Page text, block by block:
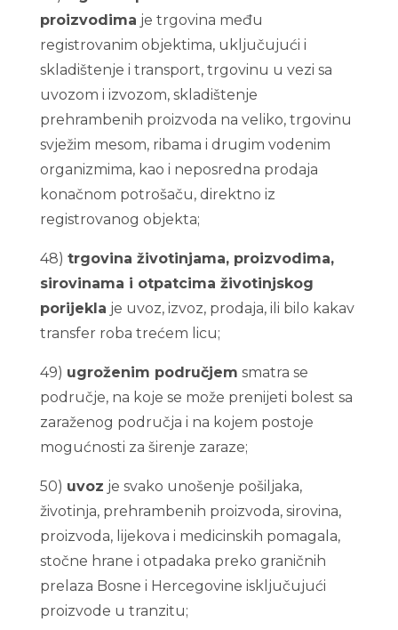
proizvodima je trgovina među
registrovanim objektima, uključujući i
skladištenje i transport, trgovinu u vezi sa
uvozom i izvozom, skladištenje
prehrambenih proizvoda na veliko, trgovinu
svježim mesom, ribama i drugim vodenim
organizmima, kao i neposredna prodaja
konačnom potrošaču, direktno iz
registrovanog objekta;
48) trgovina životinjama, proizvodima,
sirovinama i otpatcima životinjskog
porijekla je uvoz, izvoz, prodaja, ili bilo kakav
transfer roba trećem licu;
49) ugroženim područjem smatra se
područje, na koje se može prenijeti bolest sa
zaraženog područja i na kojem postoje
mogućnosti za širenje zaraze;
50) uvoz je svako unošenje pošiljaka,
životinja, prehrambenih proizvoda, sirovina,
proizvoda, lijekova i medicinskih pomagala,
stočne hrane i otpadaka preko graničnih
prelaza Bosne i Hercegovine isključujući
proizvode u tranzitu;